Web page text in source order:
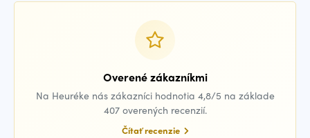
Overené zákazníkmi
Na Heuréke nás zákazníci hodnotia 4,8/5 na základe
407 overených recenzií.
Čítať recenzie